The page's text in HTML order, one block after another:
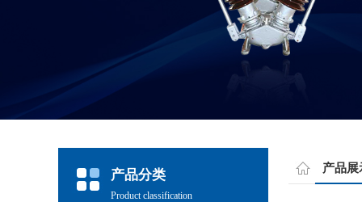
产品分类
Product classification
产品展